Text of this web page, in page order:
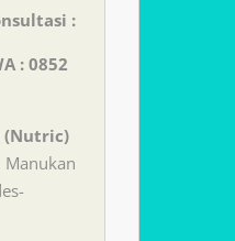
:
: 0852
(Nutric)
Manukan